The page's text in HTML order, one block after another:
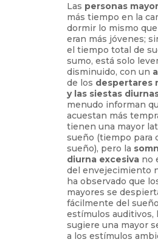
Las personas
más tiempo en la
dormir lo mismo
eran más jóvenes;
el tiempo total de
sumo, está solo
disminuido, con un
de los despertares
y las siestas
menudo informan
acuestan más
tienen una mayor
sueño (tiempo para
sueño), pero la
diurna excesiva no
del envejecimiento
ha observado que
mayores se
fácilmente del
estímulos auditivos,
sugiere una mayor
a los estímulos